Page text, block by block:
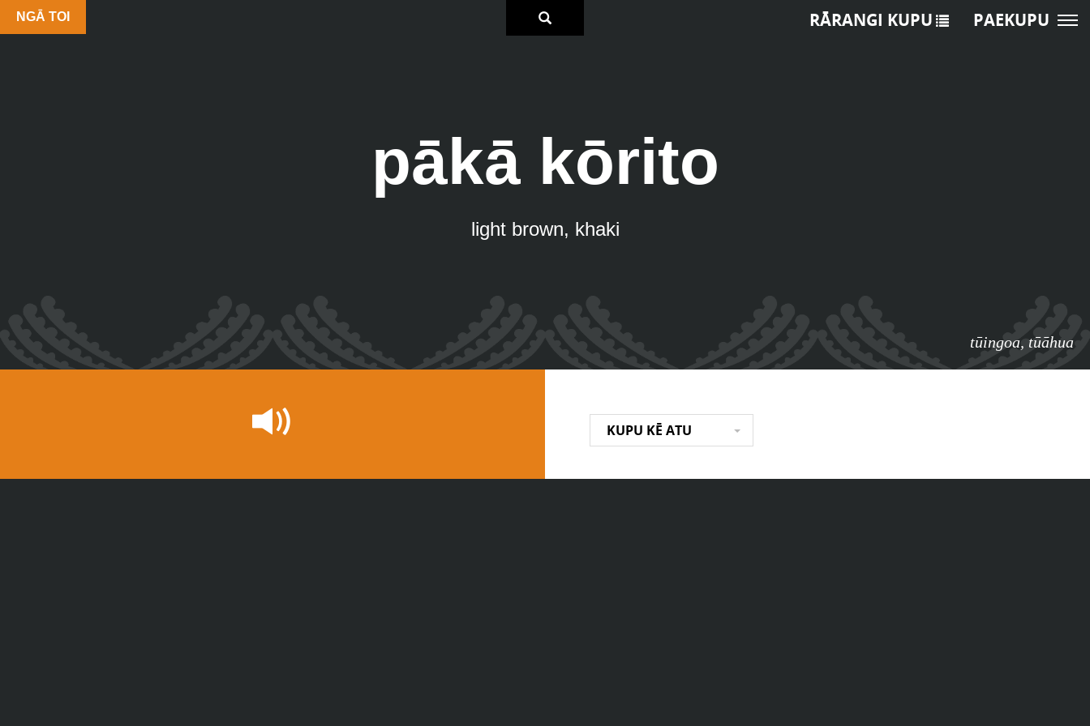
NGĀ TOI
pākā kōrito
light brown, khaki
tūingoa, tūāhua
RĀRANGI KUPU PAEKUPU
KUPU KĒ ATU